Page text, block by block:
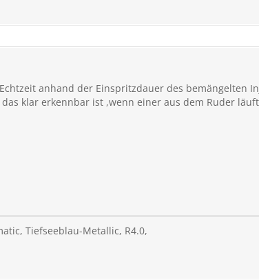
anhand der Einspritzdauer des bemängelten
klar erkennbar ist ,wenn einer aus dem Ruder
Tiefseeblau-Metallic, R4.0,